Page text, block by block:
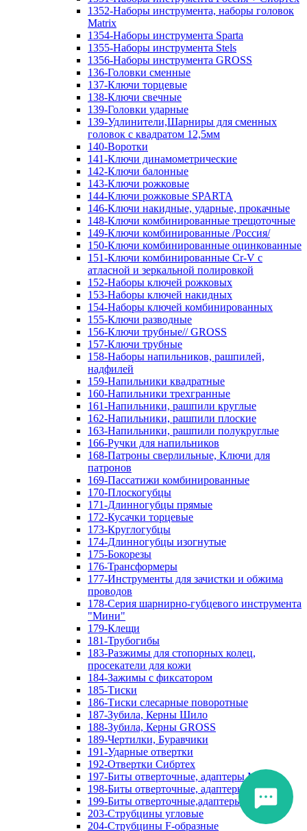
1352-Наборы инструмента, наборы головок
Matrix
1354-Наборы инструмента Sparta
1355-Наборы инструмента Stels
1356-Наборы инструмента GROSS
136-Головки сменные
137-Ключи торцевые
138-Ключи свечные
139-Головки ударные
139-Удлинители,Шарниры для сменных
головок с квадратом 12,5мм
140-Воротки
141-Ключи динамометрические
142-Ключи балонные
143-Ключи рожковые
144-Ключи рожковые SPARTA
146-Ключи накидные, ударные, прокачные
148-Ключи комбинированные трещоточные
149-Ключи комбинированные /Россия/
150-Ключи комбинированные оцинкованные
151-Ключи комбинированные Cr-V с
атласной и зеркальной полировкой
152-Наборы ключей рожковых
153-Наборы ключей накидных
154-Наборы ключей комбинированных
155-Ключи разводные
156-Ключи трубные// GROSS
157-Ключи трубные
158-Наборы напильников, рашпилей,
надфилей
159-Напильники квадратные
160-Напильники трехгранные
161-Напильники, рашпили круглые
162-Напильники, рашпили плоские
163-Напильники, рашпили полукруглые
166-Ручки для напильников
168-Патроны сверлильные, Ключи для
патронов
169-Пассатижи комбинированные
170-Плоскогубцы
171-Длинногубцы прямые
172-Кусачки торцевые
173-Круглогубцы
174-Длинногубцы изогнутые
175-Бокорезы
176-Трансформеры
177-Инструменты для зачистки и обжима
проводов
178-Серия шарнирно-губцевого инструмента
"Мини"
179-Клещи
181-Трубогибы
183-Разжимы для стопорных колец,
просекатели для кожи
184-Зажимы с фиксатором
185-Тиски
186-Тиски слесарные поворотные
187-Зубила, Керны Шило
188-Зубила, Керны GROSS
189-Чертилки, Буравчики
191-Ударные отвертки
192-Отвертки Сибртех
197-Биты отверточные, адаптеры Matrix
198-Биты отверточные, адаптеры Прочие
199-Биты отверточные,адаптеры Сибртех
203-Струбцины угловые
204-Струбцины F-образные